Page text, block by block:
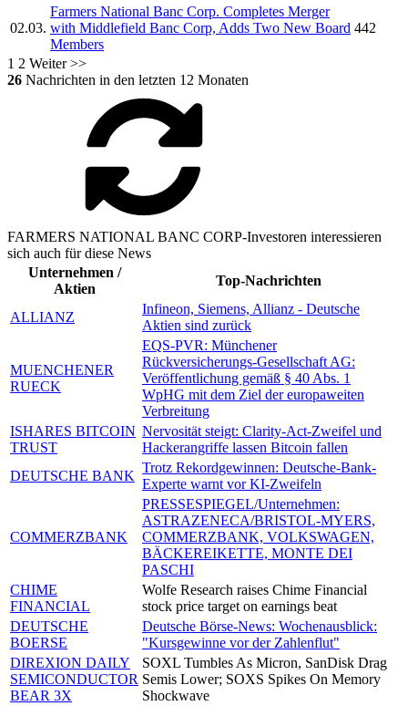
02.03.
Farmers National Banc Corp. Completes Merger
with Middlefield Banc Corp, Adds Two New Board
Members
442
1 2 Weiter >>
26 Nachrichten in den letzten 12 Monaten
FARMERS NATIONAL BANC CORP-Investoren interessieren
sich auch für diese News
Unternehmen /
Aktien
Top-Nachrichten
ALLIANZ
Infineon, Siemens, Allianz - Deutsche
Aktien sind zurück
MUENCHENER
RUECK
EQS-PVR: Münchener
Rückversicherungs-Gesellschaft AG:
Veröffentlichung gemäß § 40 Abs. 1
WpHG mit dem Ziel der europaweiten
Verbreitung
ISHARES BITCOIN
TRUST
Nervosität steigt: Clarity-Act-Zweifel und
Hackerangriffe lassen Bitcoin fallen
DEUTSCHE BANK
Trotz Rekordgewinnen: Deutsche-Bank-
Experte warnt vor KI-Zweifeln
COMMERZBANK
PRESSESPIEGEL/Unternehmen:
ASTRAZENECA/BRISTOL-MYERS,
COMMERZBANK, VOLKSWAGEN,
BÄCKEREIKETTE, MONTE DEI
PASCHI
CHIME
FINANCIAL
Wolfe Research raises Chime Financial
stock price target on earnings beat
DEUTSCHE
BOERSE
Deutsche Börse-News: Wochenausblick:
"Kursgewinne vor der Zahlenflut"
DIREXION DAILY
SEMICONDUCTOR
BEAR 3X
SOXL Tumbles As Micron, SanDisk Drag
Semis Lower; SOXS Spikes On Memory
Shockwave